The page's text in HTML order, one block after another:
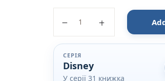
Бізнес
Історія Наука
Батьківство та
Книги про Україну
Еліо. Магічна колекція -
СЕРІЯ
Disney
У серії 31 книжка